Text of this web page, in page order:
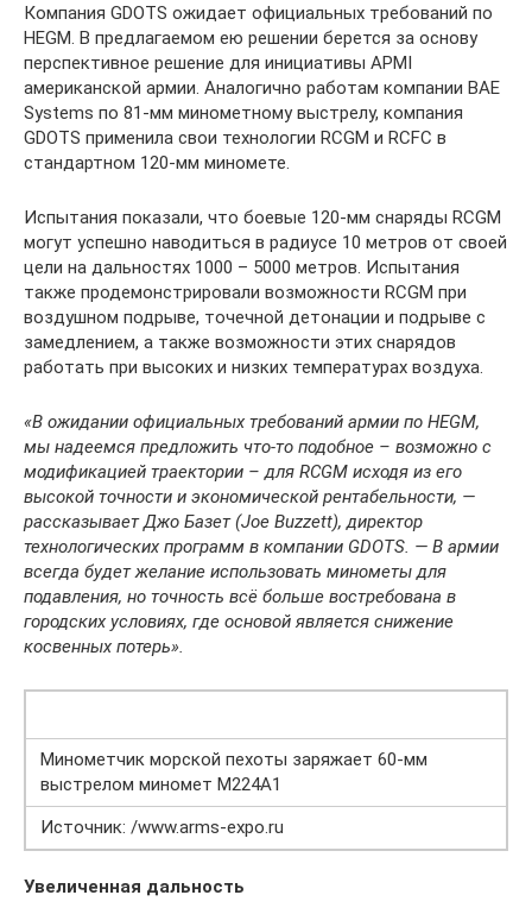
Компания GDOTS ожидает официальных требований по
HEGM. В предлагаемом ею решении берется за основу
перспективное решение для инициативы APMI
американской армии. Аналогично работам компании BAE
Systems по 81-мм минометному выстрелу, компания
GDOTS применила свои технологии RCGM и RCFC в
стандартном 120-мм миномете.
Испытания показали, что боевые 120-мм снаряды RCGM
могут успешно наводиться в радиусе 10 метров от своей
цели на дальностях 1000 – 5000 метров. Испытания
также продемонстрировали возможности RCGM при
воздушном подрыве, точечной детонации и подрыве с
замедлением, а также возможности этих снарядов
работать при высоких и низких температурах воздуха.
«В ожидании официальных требований армии по HEGM,
мы надеемся предложить что-то подобное – возможно с
модификацией траектории – для RCGM исходя из его
высокой точности и экономической рентабельности, —
рассказывает Джо Базет (Joe Buzzett), директор
технологических программ в компании GDOTS. — В армии
всегда будет желание использовать минометы для
подавления, но точность всё больше востребована в
городских условиях, где основой является снижение
косвенных потерь».
Минометчик морской пехоты заряжает 60-мм
выстрелом миномет M224A1
Источник: /www.arms-expo.ru
Увеличенная дальность